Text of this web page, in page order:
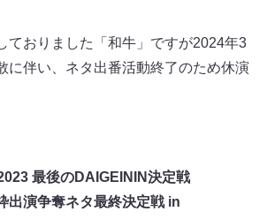
ておりました「和牛」ですが2024年3
に伴い、ネタ出番活動終了のため休演
最後のDAIGEININ決定戦
出演争奪ネタ最終決定戦 in